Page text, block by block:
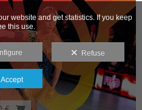
website and get statistics. If you keep
this use.
Refuse